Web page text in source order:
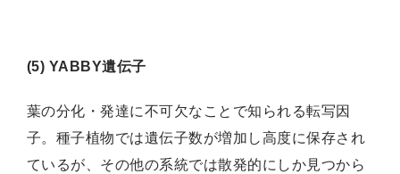
(5) YABBY遺伝子
葉の分化・発達に不可欠なことで知られる転写因
子。種子植物では遺伝子数が増加し高度に保存され
ているが、その他の系統では散発的にしか見つから